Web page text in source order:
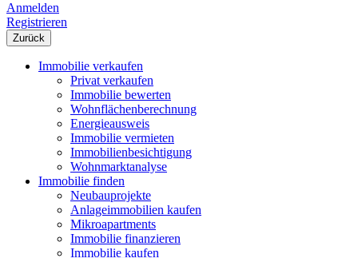
Anmelden
Registrieren
Zurück
Immobilie verkaufen
Privat verkaufen
Immobilie bewerten
Wohnflächenberechnung
Energieausweis
Immobilie vermieten
Immobilienbesichtigung
Wohnmarktanalyse
Immobilie finden
Neubauprojekte
Anlageimmobilien kaufen
Mikroapartments
Immobilie finanzieren
Immobilie kaufen